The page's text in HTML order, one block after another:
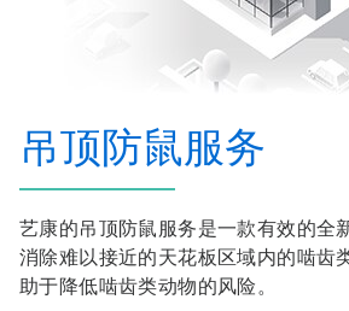
吊顶防鼠服务
艺康的吊顶防鼠服务是一款有效的全
消除难以接近的天花板区域内的啮齿
助于降低啮齿类动物的风险。